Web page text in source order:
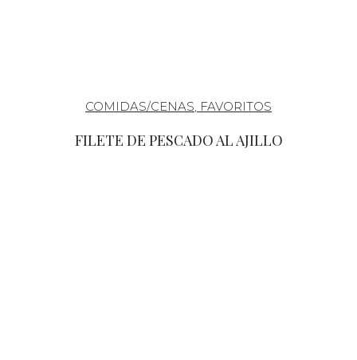
COMIDAS/CENAS, FAVORITOS
FILETE DE PESCADO AL AJILLO